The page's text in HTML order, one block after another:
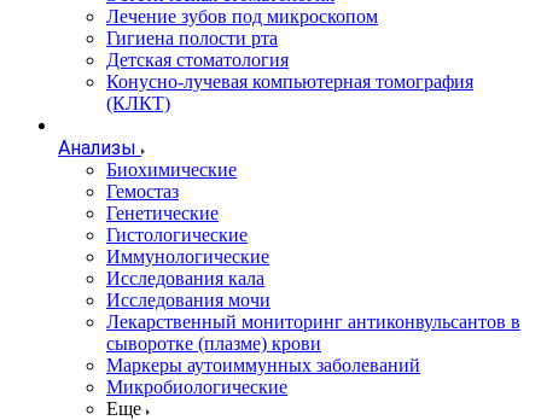
Лечение зубов под микроскопом
Гигиена полости рта
Детская стоматология
Конусно-лучевая компьютерная томография
(КЛКТ)
Анализы
Биохимические
Гемостаз
Генетические
Гистологические
Иммунологические
Исследования кала
Исследования мочи
Лекарственный мониторинг антиконвульсантов в
сыворотке (плазме) крови
Маркеры аутоиммунных заболеваний
Микробиологические
Еще